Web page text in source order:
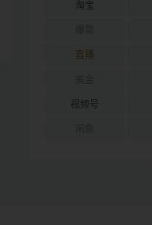
淘宝
直播
视频号